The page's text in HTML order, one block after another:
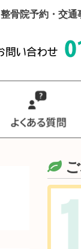
整骨院予約・交通
ご